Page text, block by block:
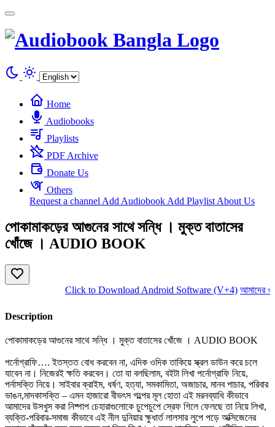
Home
Audiobooks
Playlists
PDF Archive
Donate Us
Others
Request a channel Add Audiobook Add Playlist About Us
পোকামাকড়ের আগুনের সাথে সন্ধি । মুক্ত বাতাসের
খোঁজে । AUDIO BOOK
Click to Download Android Software (V+4) আমাদের
Description
পোকামাকড়ের আগুনের সাথে সন্ধি । মুক্ত বাতাসের খোঁজে । AUDIO BOOK
পর্নোগ্রাফি…. ইতস্তত বোধ করবেন না, এদিক ওদিক তাকিয়ে স্ক্রল ডাউন করে চলে
যাবেন না। নিজেরই ক্ষতি করবেন। তো যা বলছিলাম, বইটা লিখা পর্নোগ্রাফি নিয়ে,
পর্নাসক্তি নিয়ে। সাইবার ক্রাইম, ধর্ষণ, হত্যা, সমকামিতা, অজাচার, মানব পাচার, পরিবার
ভাঙন,মাদকাসক্তি – এমন হাজারো বীভৎস গল্পের মূল হোতা এই মরনব্যাধি কীভাবে
আমাদের উসখুস করা নিষ্পাপ চেহারাগুলোকে চুপেচুপে স্রেফ গিলে ফেলছে তা নিয়ে লিখা,
ব্যক্তি-পরিবার-সমাজ কীভাবে এই নীল দুনিয়ার ক্ষুধার্ত লালসার লুপে পড়ে অক্সিজেনের